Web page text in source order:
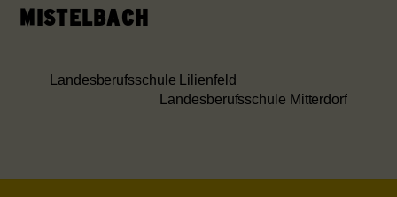
MISTELBACH
Landesberufsschule Lilienfeld
Landesberufsschule Mitterdorf